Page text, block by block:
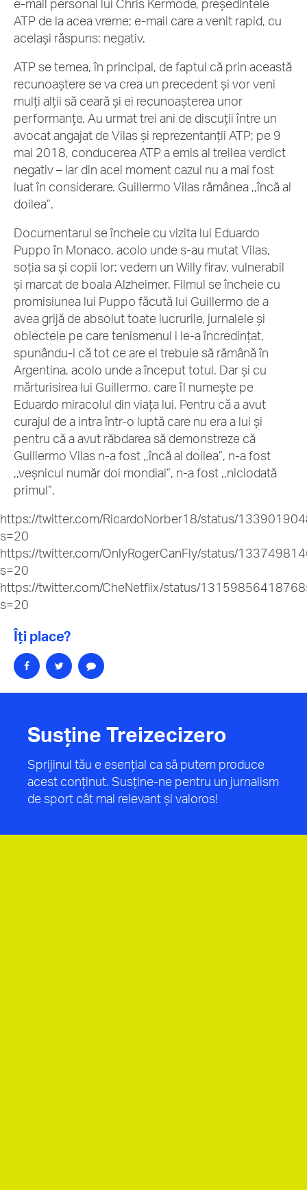
e-mail personal lui Chris Kermode, președintele
ATP de la acea vreme; e-mail care a venit rapid, cu
același răspuns: negativ.
ATP se temea, în principal, de faptul că prin această
recunoaștere se va crea un precedent și vor veni
mulți alții să ceară și ei recunoașterea unor
performanțe. Au urmat trei ani de discuții între un
avocat angajat de Vilas și reprezentanții ATP; pe 9
mai 2018, conducerea ATP a emis al treilea verdict
negativ – iar din acel moment cazul nu a mai fost
luat în considerare. Guillermo Vilas rămânea ,,încă al
doilea”.
Documentarul se încheie cu vizita lui Eduardo
Puppo în Monaco, acolo unde s-au mutat Vilas,
soția sa și copii lor; vedem un Willy firav, vulnerabil
și marcat de boala Alzheimer. Filmul se încheie cu
promisiunea lui Puppo făcută lui Guillermo de a
avea grijă de absolut toate lucrurile, jurnalele și
obiectele pe care tenismenul i le-a încredințat,
spunându-i că tot ce are el trebuie să rămână în
Argentina, acolo unde a început totul. Dar și cu
mărturisirea lui Guillermo, care îl numește pe
Eduardo miracolul din viața lui. Pentru că a avut
curajul de a intra într-o luptă care nu era a lui și
pentru că a avut răbdarea să demonstreze că
Guillermo Vilas n-a fost ,,încă al doilea”, n-a fost
,,veșnicul număr doi mondial”, n-a fost ,,niciodată
primul”.
https://twitter.com/RicardoNorber18/status/
s=20
https://twitter.com/OnlyRogerCanFly/status/
s=20
https://twitter.com/CheNetflix/status/
s=20
Îți place?
Susține Treizecizero
Sprijinul tău e esențial ca să putem produce
acest conținut. Susține-ne pentru un jurnalism
de sport cât mai relevant și valoros!